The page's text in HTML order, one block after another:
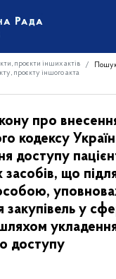
проєкти інших актів
проєкту іншого акта
про
кодексу
доступу
засобів, що
особою,
закупівель у
доступу